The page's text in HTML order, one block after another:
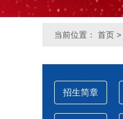
当前位置： 首页 >
招生简章